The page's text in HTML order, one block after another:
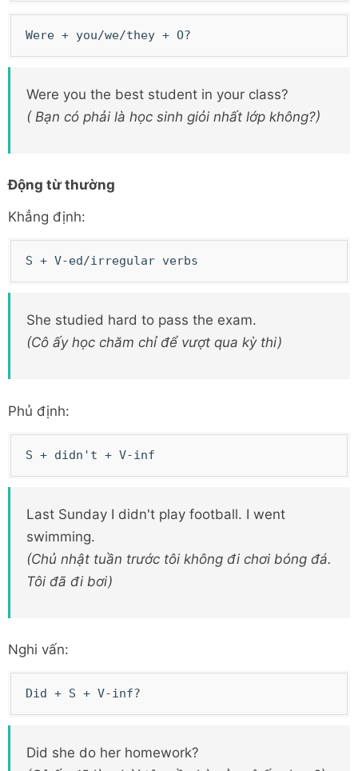
Were + you/we/they + O?
Were you the best student in your class?
( Bạn có phải là học sinh giỏi nhất lớp không?)
Động từ thường
Khẳng định:
S + V-ed/irregular verbs
She studied hard to pass the exam.
(Cô ấy học chăm chỉ để vượt qua kỳ thi)
Phủ định:
S + didn't + V-inf
Last Sunday I didn't play football. I went
swimming.
(Chủ nhật tuần trước tôi không đi chơi bóng đá.
Tôi đã đi bơi)
Nghi vấn:
Did + S + V-inf?
Did she do her homework?